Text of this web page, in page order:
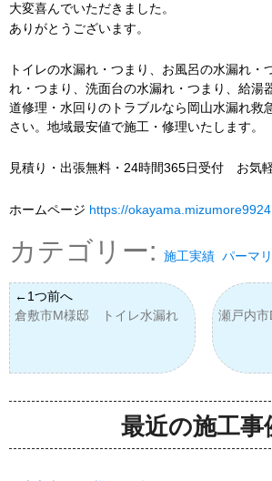
大変喜んでいただきました。
ありがとうございます。
トイレの水漏れ・つまり、お風呂の水漏れ・
れ・つまり、洗面台の水漏れ・つまり、給湯
道修理・水回りのトラブルなら岡山水漏れ救
さい。地域最安値で施工・修理いたします。
見積り・出張無料・24時間365日受付 お気
ホームページ https://
カテゴリー: 施工実績 パーマ
倉敷市M様邸 トイレ水漏れ
瀬戸内
最近の施工事